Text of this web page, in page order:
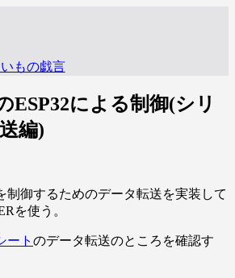
もの戯言
ESP32による制御(シリ
編)
制御するためのデータ転送を実装して
を使う。
ート のデータ転送のところを確認す